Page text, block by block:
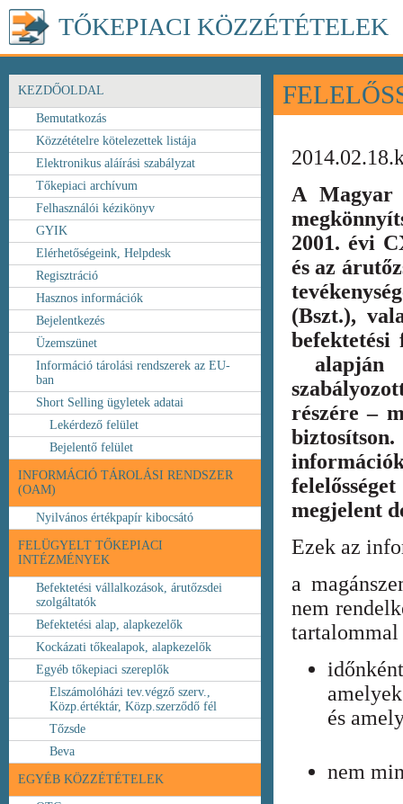
TŐKEPIACI KÖZZÉTÉTELEK
KEZDŐOLDAL
Bemutatkozás
Közzétételre kötelezettek listája
Elektronikus aláírási szabályzat
Tőkepiaci archívum
Felhasználói kézikönyv
GYIK
Elérhetőségeink, Helpdesk
Regisztráció
Hasznos információk
Bejelentkezés
Üzemszünet
Információ tárolási rendszerek az EU-
ban
Short Selling ügyletek adatai
Lekérdező felület
Bejelentő felület
INFORMÁCIÓ TÁROLÁSI RENDSZER
(OAM)
Nyilvános értékpapír kibocsátó
FELÜGYELT TŐKEPIACI
INTÉZMÉNYEK
Befektetési vállalkozások, árutőzsdei
szolgáltatók
Befektetési alap, alapkezelők
Kockázati tőkealapok, alapkezelők
Egyéb tőkepiaci szereplők
Elszámolóházi tev.végző szerv.,
Közp.értéktár, Közp.szerződő fél
Tőzsde
Beva
EGYÉB KÖZZÉTÉTELEK
A Magyar
2001. évi
és az
(Bszt.),
alapján
részére –
megjelent
Ezek az
a
nem
és
nem